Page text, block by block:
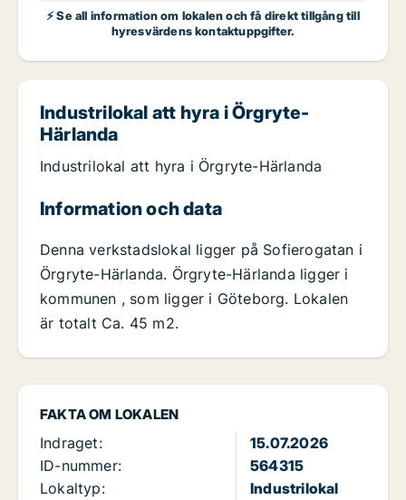
⚡ Se all information om lokalen och få direkt tillgång till
hyresvärdens kontaktuppgifter.
FAKTA OM LOKALEN
Indraget:
15.07.2026
ID-nummer:
564315
Lokaltyp:
Industrilokal
Industrilokal att hyra i Örgryte-
Härlanda
Industrilokal att hyra i Örgryte-Härlanda
Information och data
Denna verkstadslokal ligger på Sofierogatan i
Örgryte-Härlanda. Örgryte-Härlanda ligger i
kommunen , som ligger i Göteborg. Lokalen
är totalt Ca. 45 m2.